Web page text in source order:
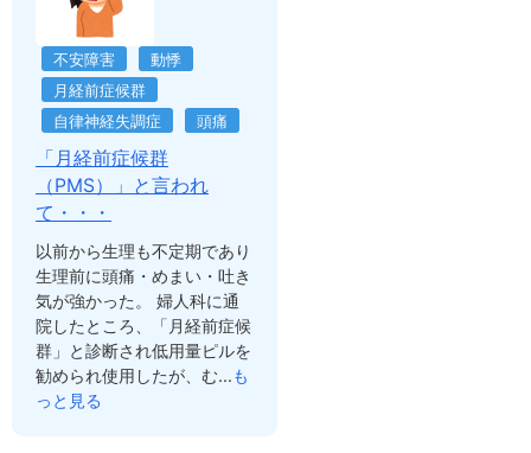
不安障害
動悸
月経前症候群
自律神経失調症
頭痛
「月経前症候群
（PMS）」と言われ
て・・・
以前から生理も不定期であり
生理前に頭痛・めまい・吐き
気が強かった。 婦人科に通
院したところ、「月経前症候
群」と診断され低用量ピルを
勧められ使用したが、む...も
っと見る